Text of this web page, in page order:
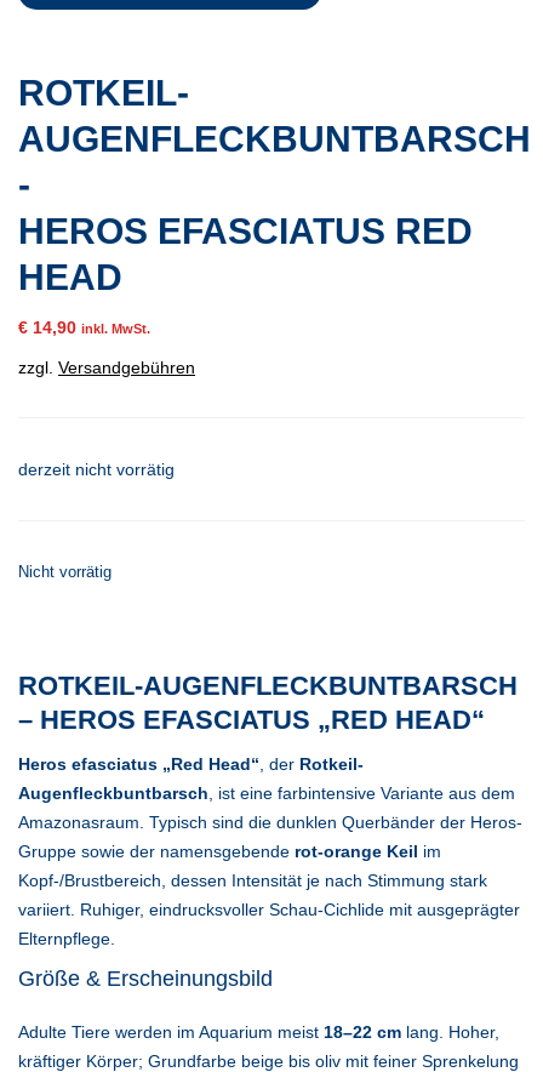
ROTKEIL-
AUGENFLECKBUNTBARSCH
-
HEROS EFASCIATUS RED
HEAD
€ 14,90 inkl. MwSt.
zzgl. Versandgebühren
derzeit nicht vorrätig
Nicht vorrätig
ROTKEIL-AUGENFLECKBUNTBARSCH
– HEROS EFASCIATUS „RED HEAD“
Heros efasciatus „Red Head“ , der Rotkeil-
Augenfleckbuntbarsch , ist eine farbintensive Variante aus dem
Amazonasraum. Typisch sind die dunklen Querbänder der Heros-
Gruppe sowie der namensgebende rot-orange Keil im
Kopf-/Brustbereich, dessen Intensität je nach Stimmung stark
variiert. Ruhiger, eindrucksvoller Schau-Cichlide mit ausgeprägter
Elternpflege.
Größe & Erscheinungsbild
Adulte Tiere werden im Aquarium meist 18–22 cm lang. Hoher,
kräftiger Körper; Grundfarbe beige bis oliv mit feiner Sprenkelung